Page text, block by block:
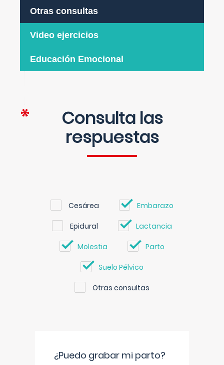
Otras consultas
Video ejercicios
Educación Emocional
Consulta las
respuestas
Cesárea Embarazo
Epidural Lactancia
Molestia Parto
Suelo Pélvico
Otras consultas
¿Puedo grabar mi parto?